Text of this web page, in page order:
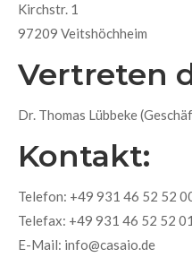
Kirchstr. 1
97209 Veitshöchheim
Vertreten
Dr. Thomas Lübbeke
Kontakt:
Telefon: +49 931 46 52 52
Telefax: +49 931 46 52 52 01
E-Mail: info@casaio.de